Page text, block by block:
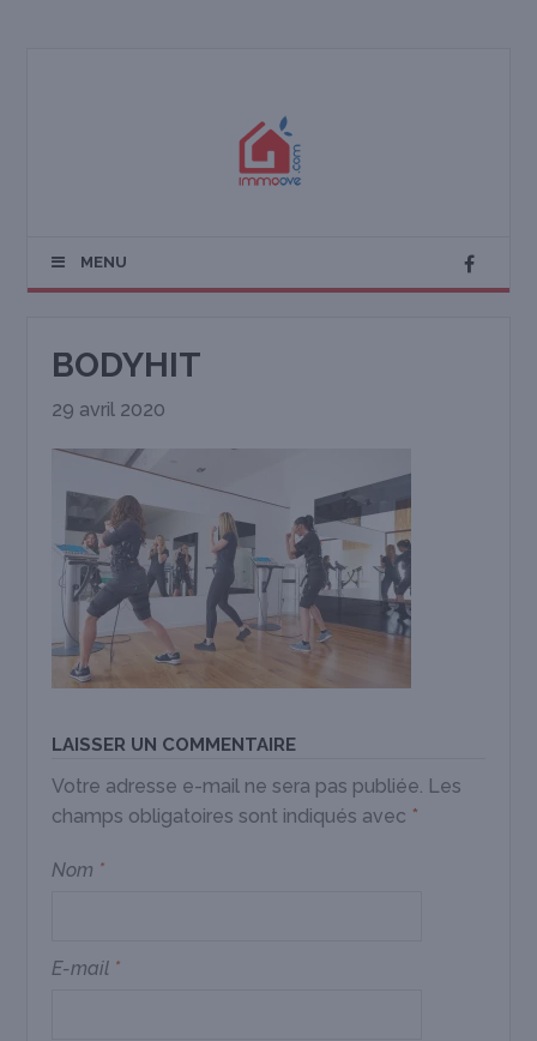
MENU
BODYHIT
29 avril 2020
LAISSER UN COMMENTAIRE
Votre adresse e-mail ne sera pas publiée. Les
champs obligatoires sont indiqués avec *
Nom *
E-mail *